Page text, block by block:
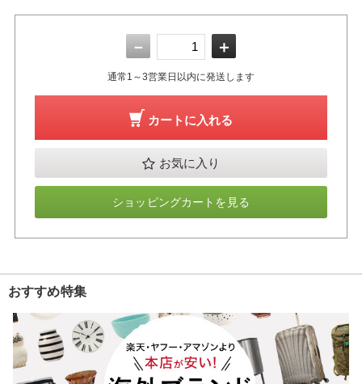
－ ＋
通常1～3営業日以内に発送します
カートに入れる
お気に入り
ショッピングカートを見る
おすすめ特集